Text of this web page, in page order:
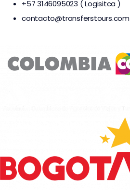
+57 3146095023 ( Logisitca )
contacto@transferstours.com